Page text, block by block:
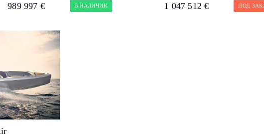
989 997 € В НАЛИЧИИ 1 047 512 € ПОД